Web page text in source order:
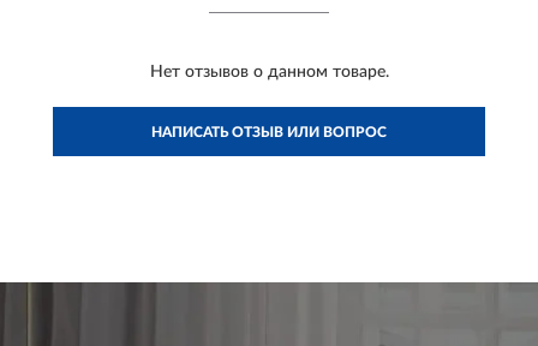
Нет отзывов о данном товаре.
НАПИСАТЬ ОТЗЫВ ИЛИ ВОПРОС